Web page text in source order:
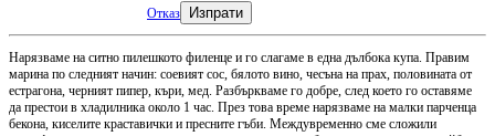
Отказ Изпрати
Нарязваме на ситно пилешкото филенце и го слагаме в една дълбока купа. Правим
марина по следният начин: соевият сос, бялото вино, чесъна на прах, половината от
естрагона, черният пипер, къри, мед. Разбъркваме го добре, след което го оставяме
да престои в хладилника около 1 час. През това време нарязваме на малки парченца
бекона, киселите краставички и пресните гъби. Междувременно сме сложили